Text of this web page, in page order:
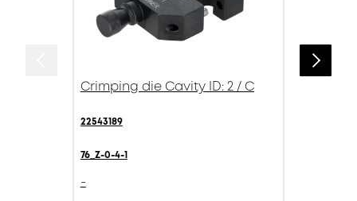
Crimping die Cavity ID: 2 / C
22543189
76_Z-0-4-1
-